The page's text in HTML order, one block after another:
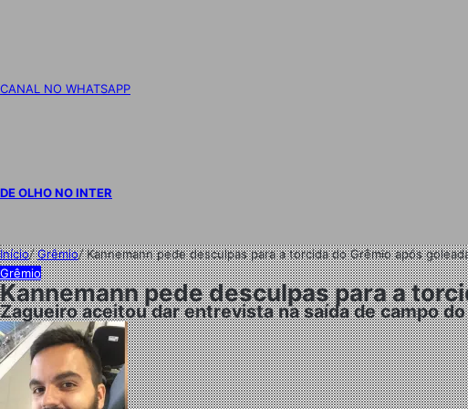
CANAL NO WHATSAPP
DE OLHO NO INTER
Início/Grêmio/Kannemann pede desculpas para a torcida do Grêmio após
Grêmio
Kannemann pede desculpas para a
Zagueiro aceitou dar entrevista na saída de campo